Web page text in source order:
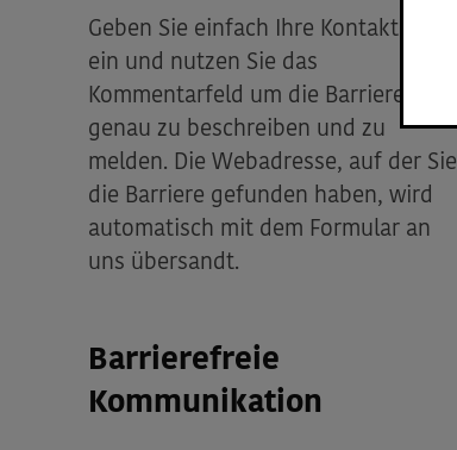
Geben Sie einfach Ihre Kontaktdaten
ein und nutzen Sie das
Kommentarfeld um die Barriere
genau zu beschreiben und zu
melden. Die Webadresse, auf der Sie
die Barriere gefunden haben, wird
automatisch mit dem Formular an
uns übersandt.
Barrierefreie
Kommunikation